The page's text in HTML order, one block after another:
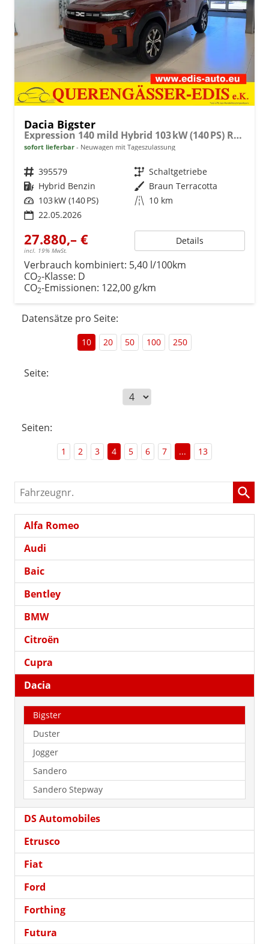
Dacia Bigster
Expression 140 mild Hybrid 103 kW (140 PS) Radio, DAB, Sitzheizung, Lenkradheizung, 2-Zonen-Klimaautomatik, Rückfahrkamera, Lichtsensor, Regensensor, 17 Zoll Leichtmetallräder, uvm.
sofort lieferbar Neuwagen mit Tageszulassung
Fahrzeugnr. 395579 Getriebe Schaltgetriebe
Kraftstoff Hybrid Benzin Außenfarbe Braun Terracotta
Leistung 103 kW (140 PS) Kilometerstand 10 km
22.05.2026
27.880,– €
incl. 19% MwSt.
Details
Verbrauch kombiniert: 5,40 l/100km
CO2-Klasse: D
CO2-Emissionen: 122,00 g/km
Datensätze pro Seite:
10 20 50 100 250
Seite:
Seiten:
1 2 3 4 5 6 7 ... 13
Fahrzeugnr.
Alfa Romeo
Audi
Baic
Bentley
BMW
Citroën
Cupra
Dacia
Bigster
Duster
Jogger
Sandero
Sandero Stepway
DS Automobiles
Etrusco
Fiat
Ford
Forthing
Futura